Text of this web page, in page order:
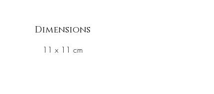
Dimensions
11 x 11 cm